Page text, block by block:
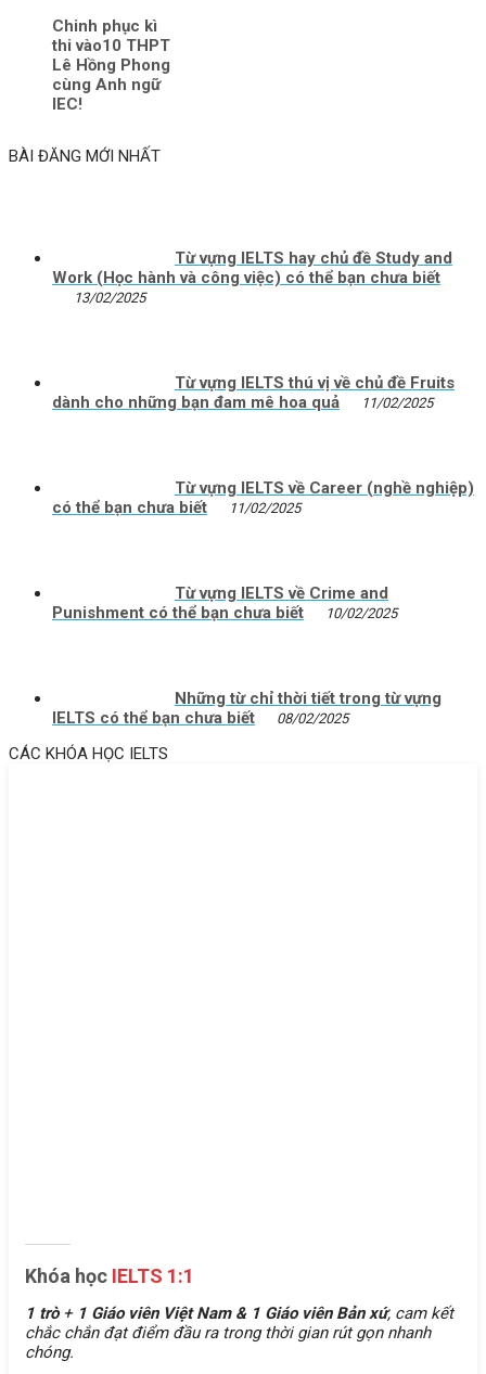
Chinh phục kì
thi vào10 THPT
Lê Hồng Phong
cùng Anh ngữ
IEC!
BÀI ĐĂNG MỚI NHẤT
Từ vựng IELTS hay chủ đề Study and
Work (Học hành và công việc) có thể bạn chưa biết
13/02/2025
Từ vựng IELTS thú vị về chủ đề Fruits
dành cho những bạn đam mê hoa quả
11/02/2025
Từ vựng IELTS về Career (nghề nghiệp)
có thể bạn chưa biết
11/02/2025
Từ vựng IELTS về Crime and
Punishment có thể bạn chưa biết
10/02/2025
Những từ chỉ thời tiết trong từ vựng
IELTS có thể bạn chưa biết
08/02/2025
CÁC KHÓA HỌC IELTS
Khóa học IELTS 1:1
1 trò+ 1 Giáo viên Việt Nam & 1 Giáo viên Bản xứ, cam kết
chắc chắn đạt điểm đầu ra trong thời gian rút gọn nhanh
chóng.